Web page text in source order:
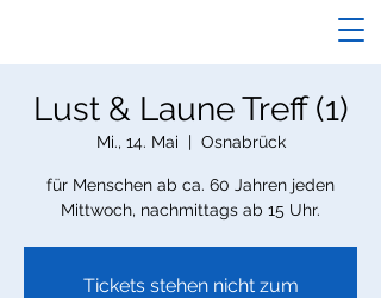
Lust & Laune Treff (1)
Mi., 14. Mai
  |
Osnabrück
für Menschen ab ca. 60 Jahren jeden
Mittwoch, nachmittags ab 15 Uhr.
Tickets stehen nicht zum